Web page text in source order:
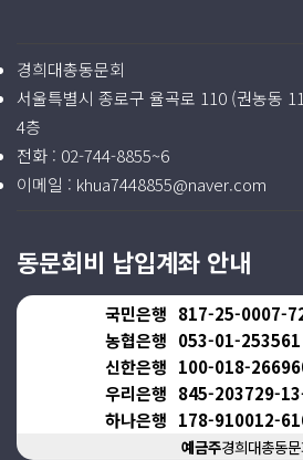
경희대총동문회
서울특별시 종로구 율곡로 110 (권농동
4층
전화 : 02-744-8855~6
이메일 : khua7448855@naver.com
동문회비 납입계좌 안내
국민은행 817-25-0007-
농협은행 053-01-253561
신한은행 100-018-
우리은행 845-203729-
하나은행 178-910012-
예금주경희대총동